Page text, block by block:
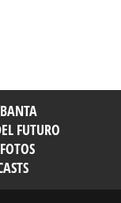
FUTURO
FOTOS